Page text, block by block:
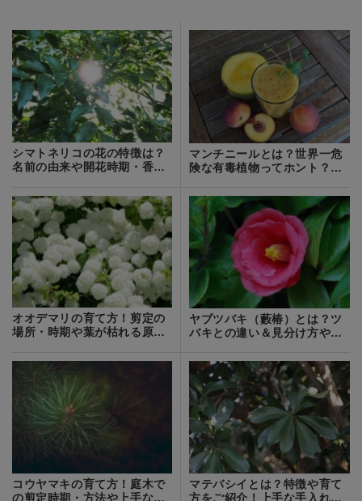
シマトネリコの花の特徴は？
名前の由来や開花時期・香り
マンチニールとは？世界一危
険な有毒植物ってホント？成
オオデマリの育て方！剪定の
場所・時期や葉が枯れる原
ヤブツバキ（藪椿）とは？ツ
バキとの違い＆見分け方や用
コウヤマキの育て方！庭木で
の剪定時期・方法や上手な増
マテバシイとは？特徴や育て
方をご紹介！上手な手入れの